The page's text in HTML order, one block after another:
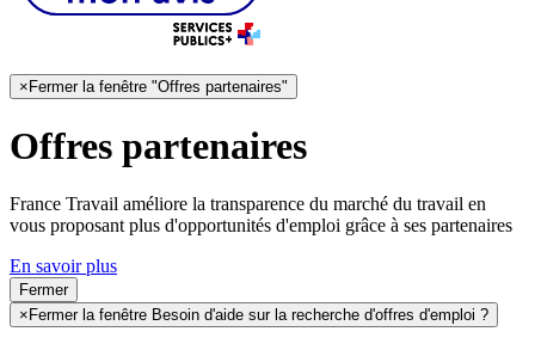
×Fermer la fenêtre "Offres partenaires"
Offres partenaires
France Travail améliore la transparence du marché du travail en
vous proposant plus d'opportunités d'emploi grâce à ses partenaires
En savoir plus
Fermer
× Fermer la fenêtre Besoin d'aide sur la recherche d'offres d'emploi ?